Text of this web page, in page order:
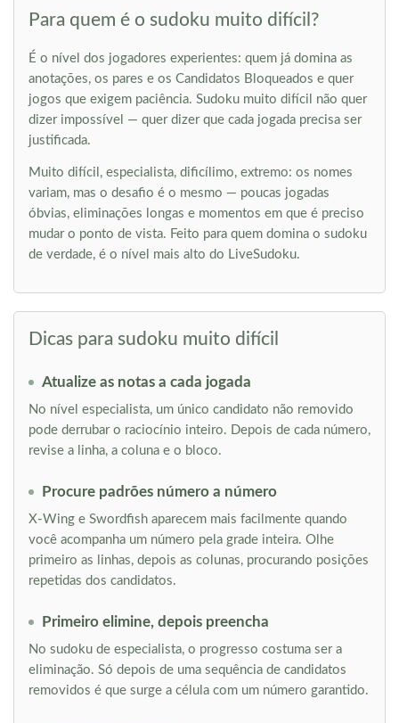
Para quem é o sudoku muito difícil?
É o nível dos jogadores experientes: quem já domina as
anotações, os pares e os Candidatos Bloqueados e quer
jogos que exigem paciência. Sudoku muito difícil não quer
dizer impossível — quer dizer que cada jogada precisa ser
justificada.
Muito difícil, especialista, dificílimo, extremo: os nomes
variam, mas o desafio é o mesmo — poucas jogadas
óbvias, eliminações longas e momentos em que é preciso
mudar o ponto de vista. Feito para quem domina o sudoku
de verdade, é o nível mais alto do LiveSudoku.
Dicas para sudoku muito difícil
Atualize as notas a cada jogada
No nível especialista, um único candidato não removido
pode derrubar o raciocínio inteiro. Depois de cada número,
revise a linha, a coluna e o bloco.
Procure padrões número a número
X-Wing e Swordfish aparecem mais facilmente quando
você acompanha um número pela grade inteira. Olhe
primeiro as linhas, depois as colunas, procurando posições
repetidas dos candidatos.
Primeiro elimine, depois preencha
No sudoku de especialista, o progresso costuma ser a
eliminação. Só depois de uma sequência de candidatos
removidos é que surge a célula com um número garantido.